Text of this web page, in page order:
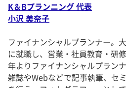
K＆Bプランニング 代表
小沢 美奈子
ファイナンシャルプランナー。
に就職し、営業・社員教育・研
年よりファイナンシャルプラン
雑誌やWebなどで記事執筆、セ